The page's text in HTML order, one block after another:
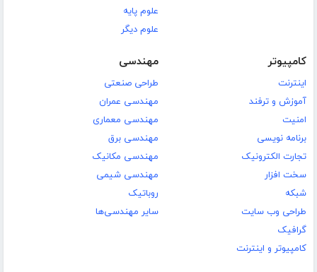
علوم پایه
علوم دیگر
کامپیوتر
اینترنت
آموزش و ترفند
امنیت
برنامه نویسی
تجارت الکترونیک
سخت افزار
شبکه
طراحی وب سایت
گرافیک
کامپیوتر و اینترنت
مهندسی
طراحی صنعتی
مهندسی عمران
مهندسی معماری
مهندسی برق
مهندسی مکانیک
مهندسی شیمی
روباتیک
سایر مهندسی‌ها